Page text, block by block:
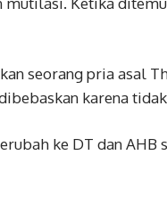
seorang pria asal
karena
ke DT dan